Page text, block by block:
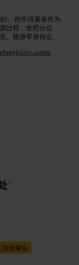
。把牛排薯条作为
过程，坐吧台位
。随身带身份证。
city-centre
”
_轻松聚会